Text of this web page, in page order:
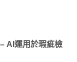
AI運用於瑕疵檢